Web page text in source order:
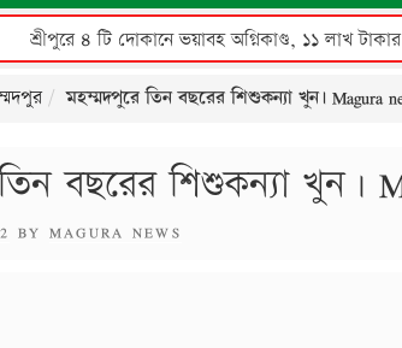
শ্রীপুরে ৪ টি দোকানে ভয়াবহ অগ্নিকাণ্ড, ১১ লাখ
মহম্মদপুরে তিন বছরের শিশুকন্যা খুন। Magura
বছরের শিশুকন্যা খুন।
BY MAGURA NEWS